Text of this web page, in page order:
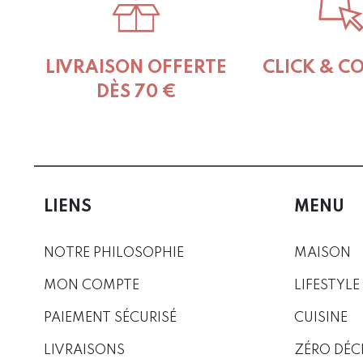
LIVRAISON OFFERTE
DÈS 70 €
CLICK &
LIENS
NOTRE PHILOSOPHIE
MON COMPTE
PAIEMENT SÉCURISÉ
LIVRAISONS
MENU
MAISON
LIFESTYLE
CUISINE
ZÉRO